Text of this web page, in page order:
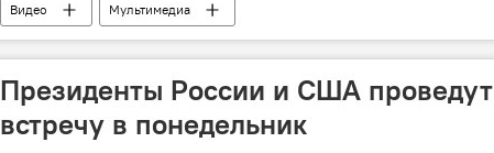
Видео Мультимедиа
Президенты России и США проведут
встречу в понедельник